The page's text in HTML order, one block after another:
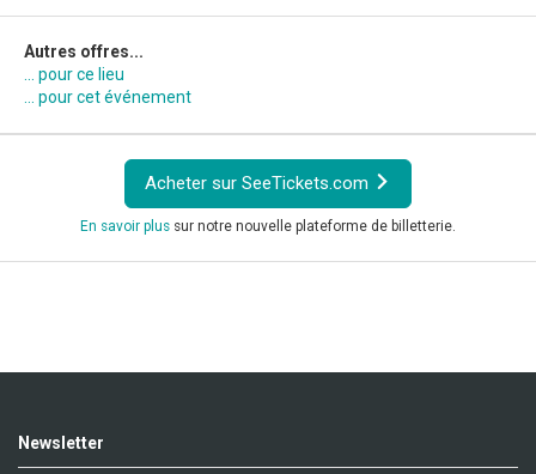
Autres offres...
... pour ce lieu
... pour cet événement
Acheter sur SeeTickets.com
En savoir plus sur notre nouvelle plateforme de billetterie.
Newsletter